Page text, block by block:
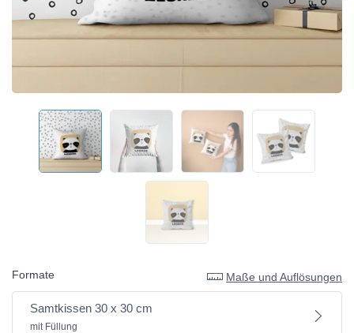
Formate Maße und Auflösungen
Samtkissen 30 x 30 cm
mit Füllung